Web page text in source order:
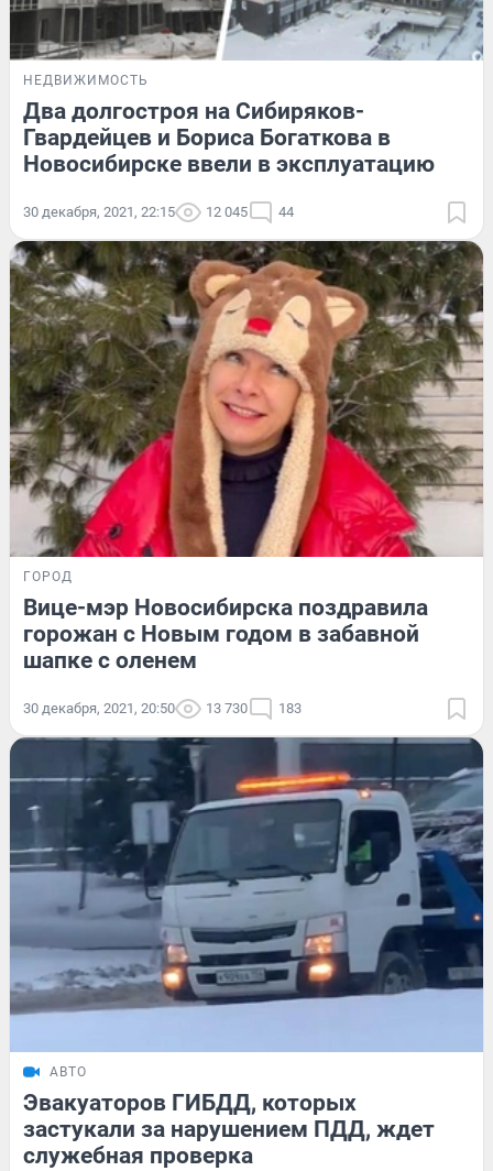
НЕДВИЖИМОСТЬ
Два долгостроя на Сибиряков-
Гвардейцев и Бориса Богаткова в
Новосибирске ввели в эксплуатацию
30 декабря, 2021, 22:15 12 045 44
ГОРОД
Вице-мэр Новосибирска поздравила
горожан с Новым годом в забавной
шапке с оленем
30 декабря, 2021, 20:50 13 730 183
АВТО
Эвакуаторов ГИБДД, которых
застукали за нарушением ПДД, ждет
служебная проверка